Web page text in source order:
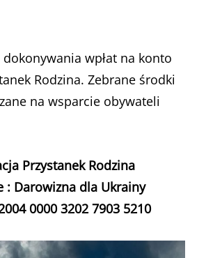
wpłat na konto
Rodzina. Zebrane środki
na wsparcie obywateli
Przystanek Rodzina
: Darowizna dla Ukrainy
0000 3202 7903 5210